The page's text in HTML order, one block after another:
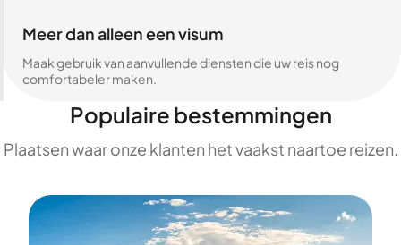
Meer dan alleen een visum
Maak gebruik van aanvullende diensten die uw reis nog
comfortabeler maken.
Populaire bestemmingen
Plaatsen waar onze klanten het vaakst naartoe reizen.